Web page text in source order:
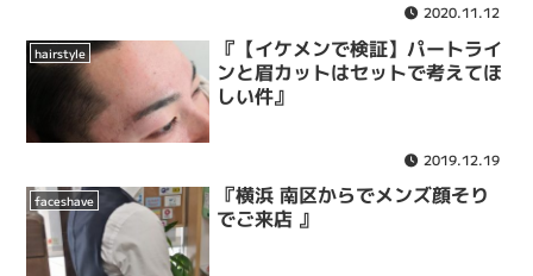
2020.11.12
hairstyle
『【イケメンで検証】パートライ
ンと眉カットはセットで考えてほ
しい件』
2019.12.19
faceshave
『横浜 南区からでメンズ顔そり
でご来店 』